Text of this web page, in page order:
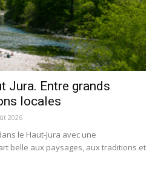
Jura. Entre grands
locales
2026
le Haut-Jura avec une
belle aux paysages, aux traditions et